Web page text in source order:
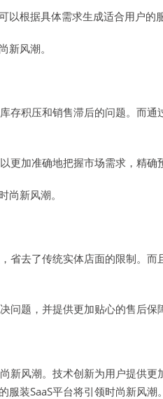
根据具体需求生成适合用户的
风潮。
积压和销售滞后的问题。而
加准确地把握市场需求，精确
新风潮。
去了传统实体店面的限制。
问题，并提供更加贴心的售后保
风潮。技术创新为用户提供
装SaaS平台将引领时尚新风潮。